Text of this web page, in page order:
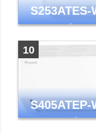
シリーズ お
シリーズ 主に